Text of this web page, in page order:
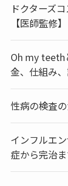
ドクターズ
【医師監修】
Oh my teeth
金、仕組み
性病の検査
インフルエ
症から完治